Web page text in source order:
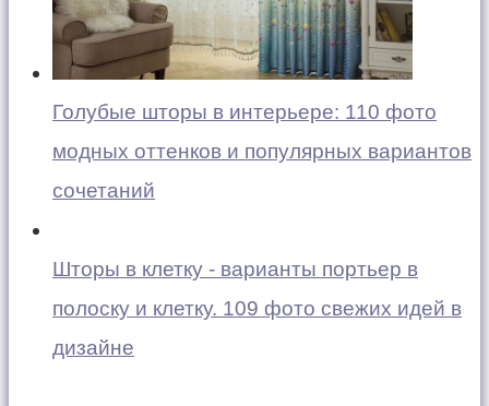
Голубые шторы в интерьере: 110 фото
модных оттенков и популярных вариантов
сочетаний
Шторы в клетку - варианты портьер в
полоску и клетку. 109 фото свежих идей в
дизайне